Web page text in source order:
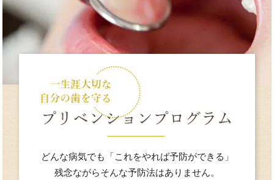
どんな病気でも 「これをやれば予防ができる」
残念ながらそんな予防法はありません。